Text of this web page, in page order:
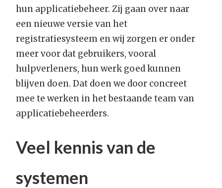
hun applicatiebeheer. Zij gaan over naar
een nieuwe versie van het
registratiesysteem en wij zorgen er onder
meer voor dat gebruikers, vooral
hulpverleners, hun werk goed kunnen
blijven doen. Dat doen we door concreet
mee te werken in het bestaande team van
applicatiebeheerders.
Veel kennis van de
systemen